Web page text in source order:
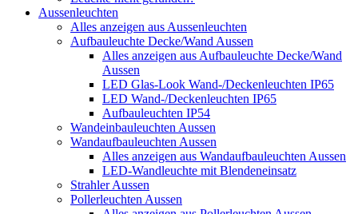
Aussenleuchten
Alles anzeigen aus Aussenleuchten
Aufbauleuchte Decke/Wand Aussen
Alles anzeigen aus Aufbauleuchte Decke/Wand
Aussen
LED Glas-Look Wand-/Deckenleuchten IP65
LED Wand-/Deckenleuchten IP65
Aufbauleuchten IP54
Wandeinbauleuchten Aussen
Wandaufbauleuchten Aussen
Alles anzeigen aus Wandaufbauleuchten Aussen
LED-Wandleuchte mit Blendeneinsatz
Strahler Aussen
Pollerleuchten Aussen